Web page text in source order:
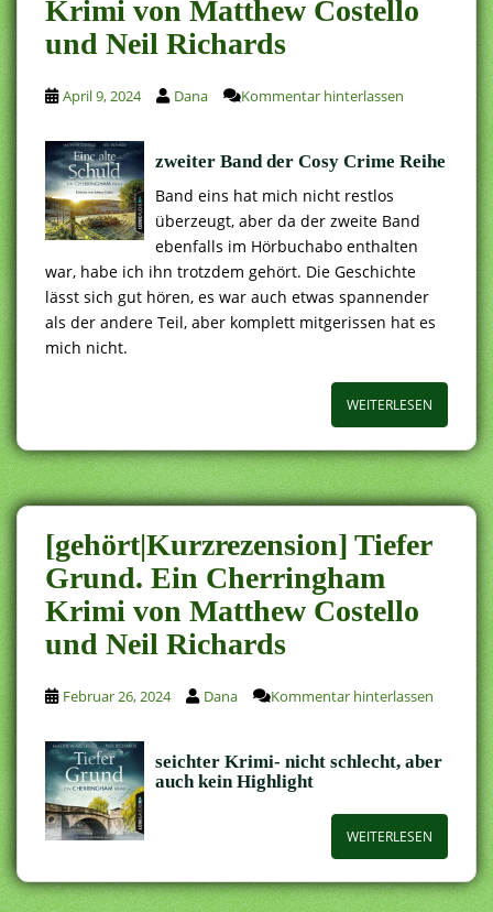
Krimi von Matthew Costello
und Neil Richards
April 9, 2024 Dana Kommentar hinterlassen
zweiter Band der Cosy Crime Reihe
Band eins hat mich nicht restlos
überzeugt, aber da der zweite Band
ebenfalls im Hörbuchabo enthalten
war, habe ich ihn trotzdem gehört. Die Geschichte
lässt sich gut hören, es war auch etwas spannender
als der andere Teil, aber komplett mitgerissen hat es
mich nicht.
WEITERLESEN
[gehört|Kurzrezension] Tiefer
Grund. Ein Cherringham
Krimi von Matthew Costello
und Neil Richards
Februar 26, 2024 Dana Kommentar hinterlassen
seichter Krimi- nicht schlecht, aber
auch kein Highlight
WEITERLESEN